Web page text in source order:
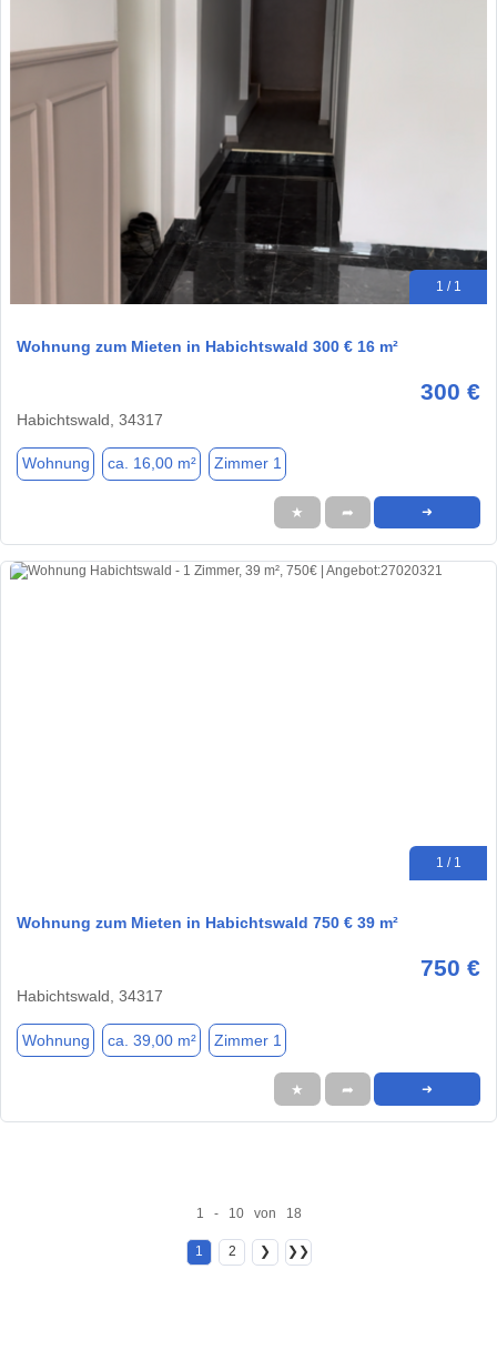
1 / 1
Wohnung zum Mieten in Habichtswald 300 € 16 m²
300 €
Habichtswald, 34317
Wohnung ca. 16,00 m² Zimmer 1
★ ➦ ➜
1 / 1
Wohnung zum Mieten in Habichtswald 750 € 39 m²
750 €
Habichtswald, 34317
Wohnung ca. 39,00 m² Zimmer 1
★ ➦ ➜
1 - 10 von 18
1 2 ❯ ❯❯